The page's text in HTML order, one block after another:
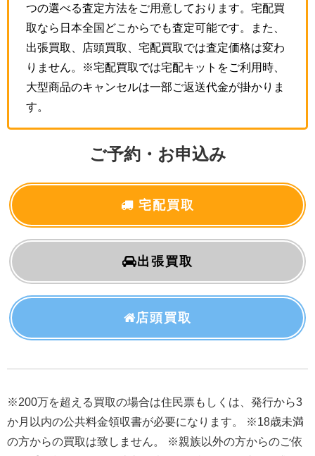
つの選べる査定方法をご用意しております。宅配買
取なら日本全国どこからでも査定可能です。また、
出張買取、店頭買取、宅配買取では査定価格は変わ
りません。※宅配買取では宅配キットをご利用時、
大型商品のキャンセルは一部ご返送代金が掛かりま
す。
ご予約・お申込み
宅配買取
出張買取
店頭買取
※200万を超える買取の場合は住民票もしくは、発行から3
か月以内の公共料金領収書が必要になります。 ※18歳未満
の方からの買取は致しません。 ※親族以外の方からのご依